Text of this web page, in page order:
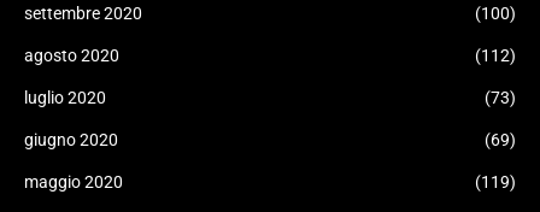
settembre 2020 (100)
agosto 2020 (112)
luglio 2020 (73)
giugno 2020 (69)
maggio 2020 (119)